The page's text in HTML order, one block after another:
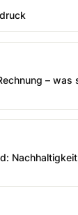
– was